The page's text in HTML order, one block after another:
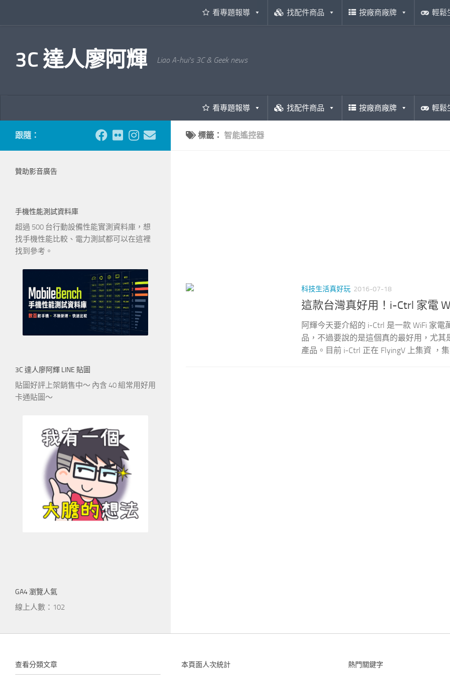
看專題報導 找配件商品 按廠商廠牌 輕鬆
3C 達人廖阿輝 Liao A-hui's 3C & Geek news
看專題報導 找配件商品 按廠商廠牌 輕鬆
標籤： 智能遙控器
科技生活真好玩 2016-07-18
這款台灣真好用！i-Ctrl 家電
阿輝今天要介紹的 i-Ctrl 是一款 WiFi 家
品，不過要說的是這個真的最好用，尤
產品。目前 i-Ctrl 正在 FlyingV 上集資 ，
跟隨：
贊助影音廣告
手機性能測試資料庫
超過 500 台行動設備性能實測資料庫，想
找手機性能比較、電力測試都可以在這裡
找到參考。
3C 達人廖阿輝 LINE 貼圖
貼圖好評上架銷售中～ 內含 40 組常用好用
卡通貼圖～
GA4 瀏覽人氣
線上人數：102
查看分類文章 本頁面人次統計 熱門關鍵字